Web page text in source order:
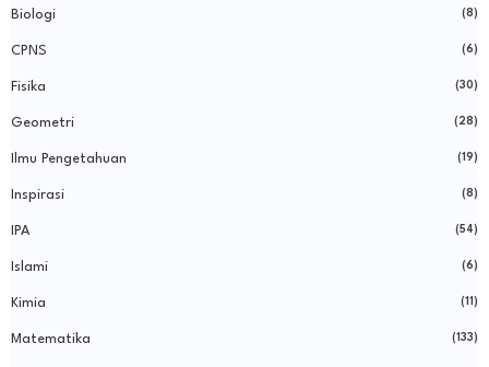
Biologi (8)
CPNS (6)
Fisika (30)
Geometri (28)
Ilmu Pengetahuan (19)
Inspirasi (8)
IPA (54)
Islami (6)
Kimia (11)
Matematika (133)